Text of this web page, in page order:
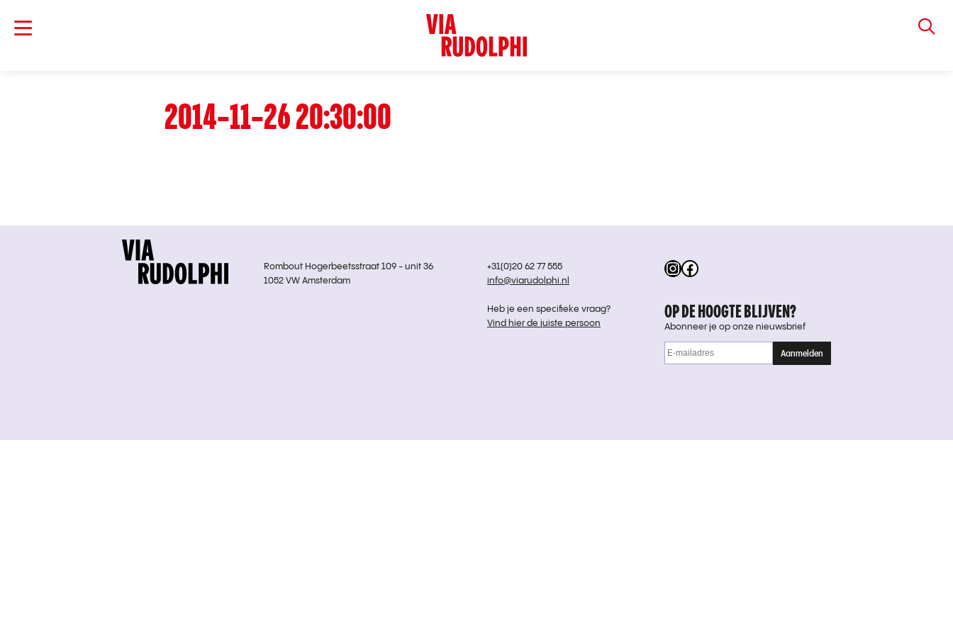
2014-11-26 20:30:00
Instagram
Facebook
Rombout Hogerbeetsstraat 109 - unit 36
1052 VW Amsterdam
+31(0)20 62 77 555
info@viarudolphi.nl
Heb je een specifieke vraag?
Vind hier de juiste persoon
OP DE HOOGTE BLIJVEN?
Abonneer je op onze nieuwsbrief